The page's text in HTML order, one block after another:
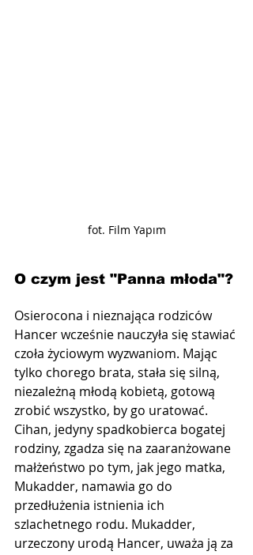
fot. Film Yapım
O czym jest "Panna młoda"?
Osierocona i nieznająca rodziców
Hancer wcześnie nauczyła się stawiać
czoła życiowym wyzwaniom. Mając
tylko chorego brata, stała się silną,
niezależną młodą kobietą, gotową
zrobić wszystko, by go uratować.
Cihan, jedyny spadkobierca bogatej
rodziny, zgadza się na zaaranżowane
małżeństwo po tym, jak jego matka,
Mukadder, namawia go do
przedłużenia istnienia ich
szlachetnego rodu. Mukadder,
urzeczony urodą Hancer, uważa ją za